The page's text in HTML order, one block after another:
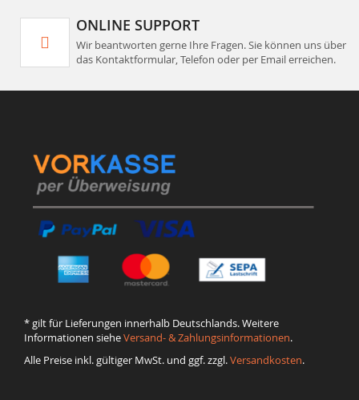
ONLINE SUPPORT
Wir beantworten gerne Ihre Fragen. Sie können uns über
das Kontaktformular, Telefon oder per Email erreichen.
* gilt für Lieferungen innerhalb Deutschlands. Weitere
Informationen sieheVersand- & Zahlungsinformationen.
Alle Preise inkl. gültiger MwSt. und ggf. zzgl.Versandkosten.